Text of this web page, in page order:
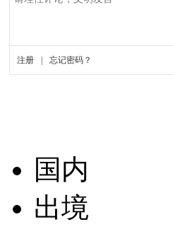
国内
出境